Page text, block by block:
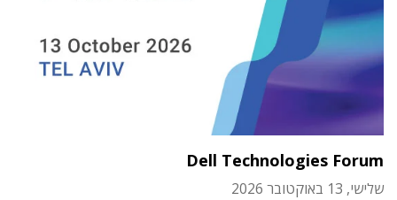
Dell Technologies Forum
שלישי, 13 באוקטובר 2026